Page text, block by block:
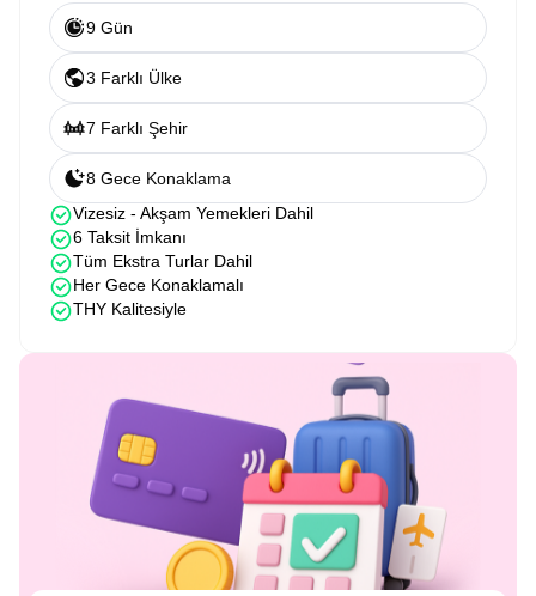
9 Gün
3 Farklı Ülke
7 Farklı Şehir
8 Gece Konaklama
Vizesiz - Akşam Yemekleri Dahil
6 Taksit İmkanı
Tüm Ekstra Turlar Dahil
Her Gece Konaklamalı
THY Kalitesiyle